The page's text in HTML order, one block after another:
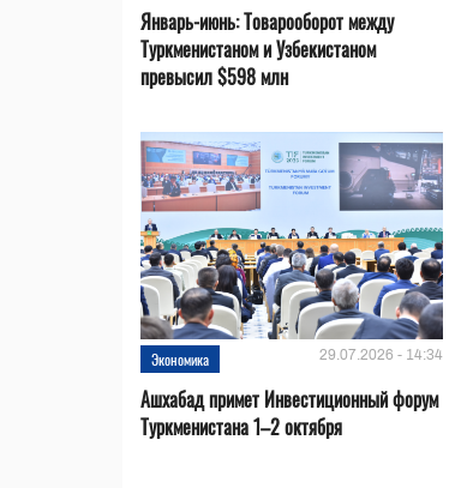
Январь-июнь: Товарооборот между
Туркменистаном и Узбекистаном
превысил $598 млн
Экономика 29.07.2026 - 14:34
Ашхабад примет Инвестиционный форум
Туркменистана 1–2 октября